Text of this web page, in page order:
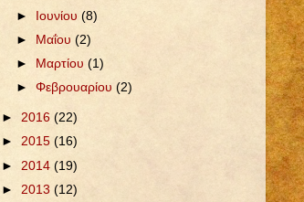
► Ιουνίου(8)
►
Μαΐου(2)
►
Μαρτίου(1)
►Φεβρουαρίου(2)
► 2016 (22)
► 2015 (16)
► 2014 (19)
► 2013 (12)